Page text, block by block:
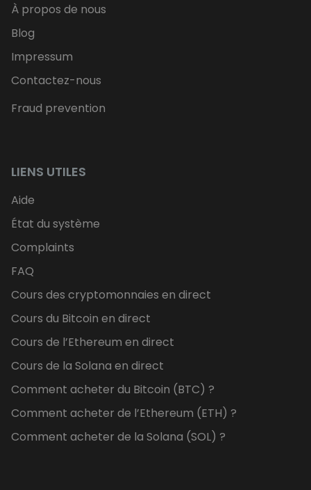
À propos de nous
Blog
Impressum
Contactez-nous
Fraud prevention
LIENS UTILES
Aide
État du système
Complaints
FAQ
Cours des cryptomonnaies en direct
Cours du Bitcoin en direct
Cours de l’Ethereum en direct
Cours de la Solana en direct
Comment acheter du Bitcoin (BTC) ?
Comment acheter de l’Ethereum (ETH) ?
Comment acheter de la Solana (SOL) ?